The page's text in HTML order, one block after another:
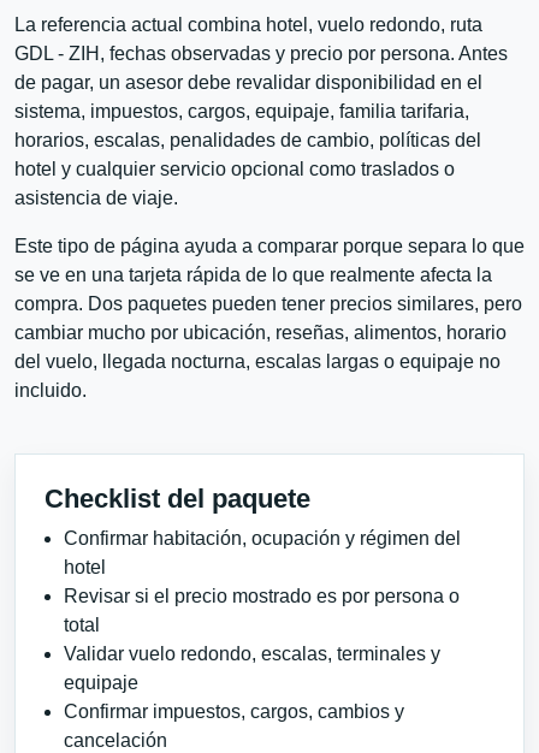
La referencia actual combina hotel, vuelo redondo, ruta
GDL - ZIH, fechas observadas y precio por persona. Antes
de pagar, un asesor debe revalidar disponibilidad en el
sistema, impuestos, cargos, equipaje, familia tarifaria,
horarios, escalas, penalidades de cambio, políticas del
hotel y cualquier servicio opcional como traslados o
asistencia de viaje.
Este tipo de página ayuda a comparar porque separa lo que
se ve en una tarjeta rápida de lo que realmente afecta la
compra. Dos paquetes pueden tener precios similares, pero
cambiar mucho por ubicación, reseñas, alimentos, horario
del vuelo, llegada nocturna, escalas largas o equipaje no
incluido.
Checklist del paquete
Confirmar habitación, ocupación y régimen del
hotel
Revisar si el precio mostrado es por persona o
total
Validar vuelo redondo, escalas, terminales y
equipaje
Confirmar impuestos, cargos, cambios y
cancelación